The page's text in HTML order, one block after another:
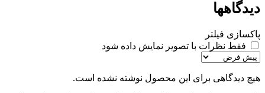
دیدگاهها
پاکسازی فیلتر
فقط نظرات با تصویر نمایش داده شود
هیچ دیدگاهی برای این محصول نوشته نشده است.